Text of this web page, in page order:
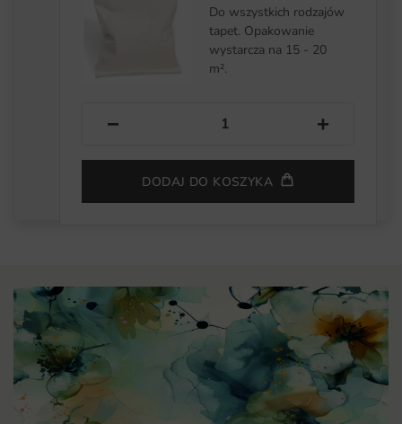
Do wszystkich rodzajów
tapet. Opakowanie
wystarcza na 15 - 20
m².
− +
DODAJ DO KOSZYKA